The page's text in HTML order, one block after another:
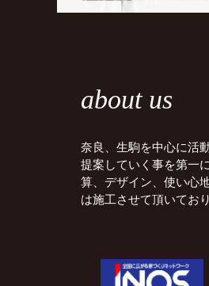
about us
奈良、生駒を中心に活
提案していく事を第一
算、デザイン、使い心
は施工させて頂いてお